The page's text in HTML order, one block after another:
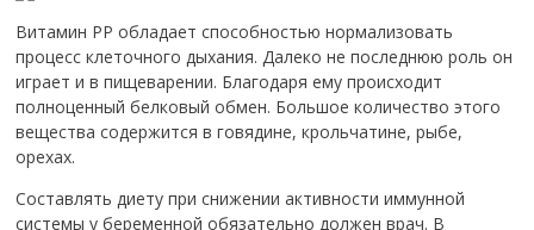
Витамин РР обладает способностью нормализовать
процесс клеточного дыхания. Далеко не последнюю роль он
играет и в пищеварении. Благодаря ему происходит
полноценный белковый обмен. Большое количество этого
вещества содержится в говядине, крольчатине, рыбе,
орехах.
Составлять диету при снижении активности иммунной
системы у беременной обязательно должен врач. В